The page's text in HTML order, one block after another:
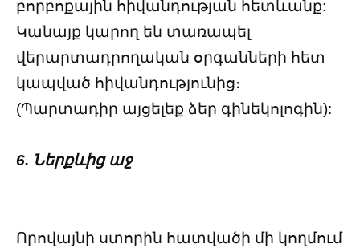
բորբոքային հիվանդության հետևանք:
Կանայք կարող են տառապել
վերարտադրողական օրգանների հետ
կապված հիվանդությունից։
(Պարտադիր այցելեք ձեր գինեկոլոգին):
6. Ներքևից աջ
Որովայնի ստորին հատվածի մի կողմում